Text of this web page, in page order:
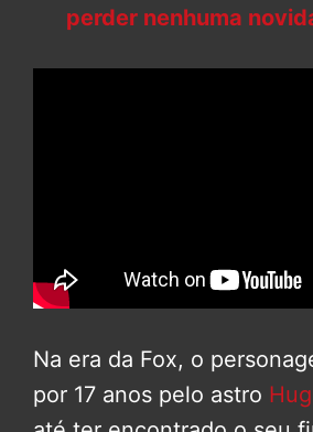
perder nenhuma
Na era da Fox, o
por 17 anos pelo astro